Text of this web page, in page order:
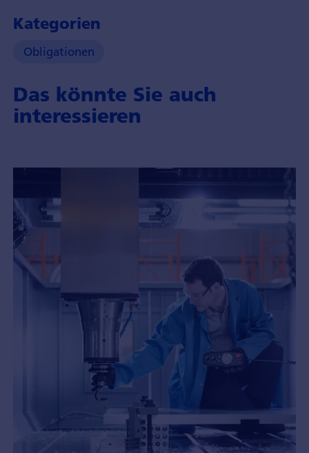
Kategorien
Obligationen
Das könnte Sie auch
interessieren